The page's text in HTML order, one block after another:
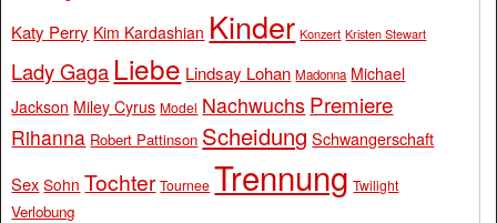
Katy Perry Kim Kardashian Kinder Konzert Kristen Stewart
Lady Gaga Liebe Lindsay Lohan Madonna Michael
Jackson Miley Cyrus Model Nachwuchs Premiere
Rihanna Robert Pattinson Scheidung Schwangerschaft
Sex Sohn Tochter Tournee Trennung Twilight
Verlobung